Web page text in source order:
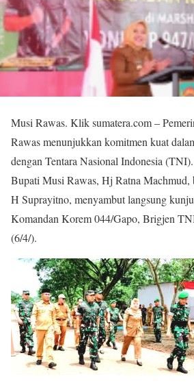
Musi Rawas. Klik sumatera.com –
Rawas menunjukkan komitmen kuat
dengan Tentara Nasional Indonesia
Bupati Musi Rawas, Hj Ratna Machmud,
H Suprayitno, menyambut langsung
Komandan Korem 044/Gapo, Brigjen
(6/4/).